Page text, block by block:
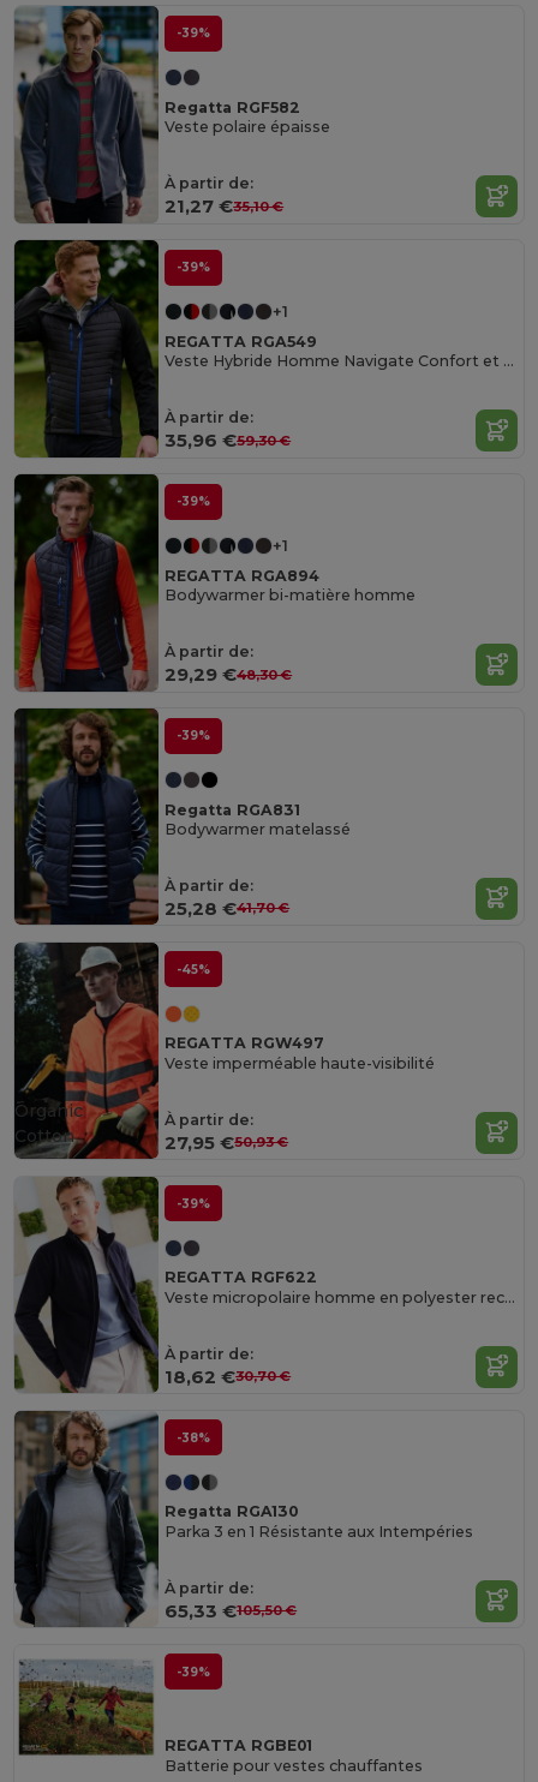
-39%
Regatta RGF582
Veste polaire épaisse
À partir de:
21,27 €35,10 €
-39%
+1
REGATTA RGA549
Veste Hybride Homme Navigate Confort et Liberté
À partir de:
35,96 €59,30 €
-39%
+1
REGATTA RGA894
Bodywarmer bi-matière homme
À partir de:
29,29 €48,30 €
-39%
Regatta RGA831
Bodywarmer matelassé
À partir de:
25,28 €41,70 €
-45%
REGATTA RGW497
Veste imperméable haute-visibilité
À partir de:
27,95 €50,93 €
Organic
Cotton
-39%
REGATTA RGF622
Veste micropolaire homme en polyester recyclé
À partir de:
18,62 €30,70 €
-38%
Regatta RGA130
Parka 3 en 1 Résistante aux Intempéries
À partir de:
65,33 €105,50 €
-39%
REGATTA RGBE01
Batterie pour vestes chauffantes